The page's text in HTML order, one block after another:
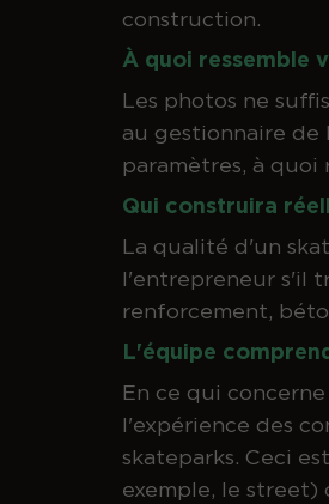
construction.
À quoi ressemble
Les photos ne
au gestionnaire
paramètres, à quoi
Qui construira
La qualité d'un
l'entrepreneur s'il
renforcement,
L'équipe
En ce qui
l'expérience des
skateparks. Ceci
exemple, le street)